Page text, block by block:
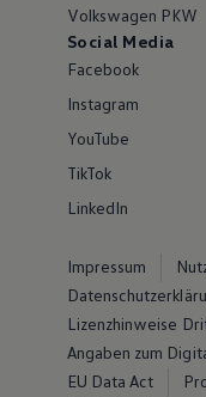
Volkswagen PKW
Social Media
Facebook
Instagram
YouTube
TikTok
LinkedIn
Impressum
Lizenzhinweise
Angaben zum
EU Data Act